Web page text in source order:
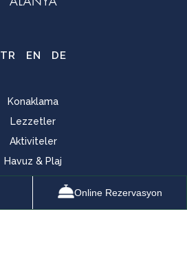
TR EN DE
Konaklama
Lezzetler
Aktiviteler
Havuz & Plaj
Spa & Wellness
Online Rezervasyon